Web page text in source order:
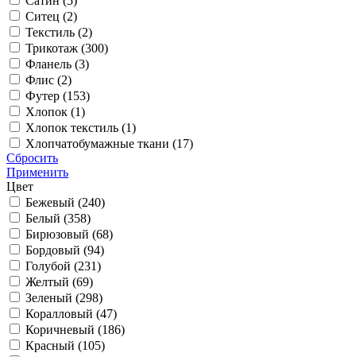
Ситец (2)
Текстиль (2)
Трикотаж (300)
Фланель (3)
Флис (2)
Футер (153)
Хлопок (1)
Хлопок текстиль (1)
Хлопчатобумажные ткани (17)
Сбросить
Применить
Цвет
Бежевый (240)
Белый (358)
Бирюзовый (68)
Бордовый (94)
Голубой (231)
Желтый (69)
Зеленый (298)
Коралловый (47)
Коричневый (186)
Красный (105)